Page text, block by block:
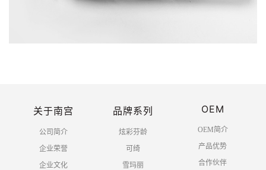
关于南宫
公司简介
企业荣誉
企业文化
品牌系列
炫彩芬龄
可绮
雪玛丽
OEM
OEM简介
产品优势
合作伙伴